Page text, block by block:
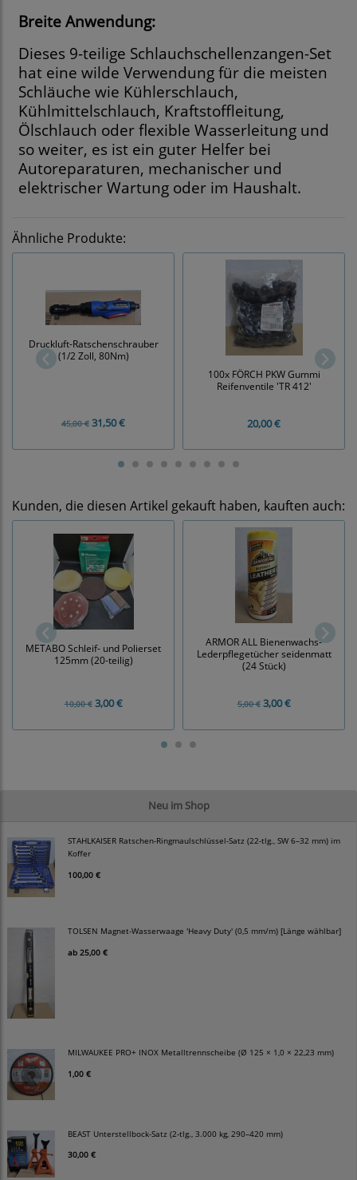
Neu im Shop
STAHLKAISER Ratschen-Ringmaulschlüssel-Satz (22-tlg., SW 6–32 mm) im
Koffer
100,00 €
TOLSEN Magnet-Wasserwaage 'Heavy Duty' (0,5 mm/m) [Länge wählbar]
ab 25,00 €
MILWAUKEE PRO+ INOX Metalltrennscheibe (Ø 125 × 1,0 × 22,23 mm)
1,00 €
BEAST Unterstellbock-Satz (2-tlg., 3.000 kg, 290–420 mm)
30,00 €
Breite Anwendung:
Dieses 9-teilige Schlauchschellenzangen-Set
hat eine wilde Verwendung für die meisten
Schläuche wie Kühlerschlauch,
Kühlmittelschlauch, Kraftstoffleitung,
Ölschlauch oder flexible Wasserleitung und
so weiter, es ist ein guter Helfer bei
Autoreparaturen, mechanischer und
elektrischer Wartung oder im Haushalt.
Ähnliche Produkte:
Druckluft-Ratschenschrauber
(1/2 Zoll, 80Nm)
45,00 € 31,50 €
100x FÖRCH PKW Gummi
Reifenventile 'TR 412'
20,00 €
Kunden, die diesen Artikel gekauft haben, kauften auch:
METABO Schleif- und Polierset
125mm (20-teilig)
10,00 €3,00 €
ARMOR ALL Bienenwachs-
Lederpflegetücher seidenmatt
(24 Stück)
5,00 €3,00 €